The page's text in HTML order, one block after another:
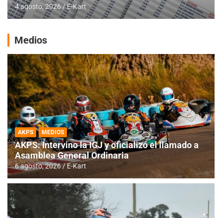
4 agosto, 2026 E-Kart
Medios
AKPS MEDIOS
AKPS: Intervino la IGJ y oficializó el llamado a
Asamblea General Ordinaria
6 agosto, 2026 E-Kart